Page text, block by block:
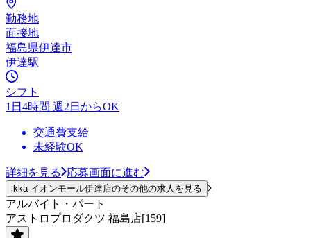
勤務地
面接地
福島県伊達市
伊達駅
シフト
1日4時間 週2日からOK
交通費支給
未経験OK
詳細を見る 応募画面に進む
ikka イオンモール伊達店のその他の求人を見る
アルバイト・パート
アストロプロダクツ 福島店[159]